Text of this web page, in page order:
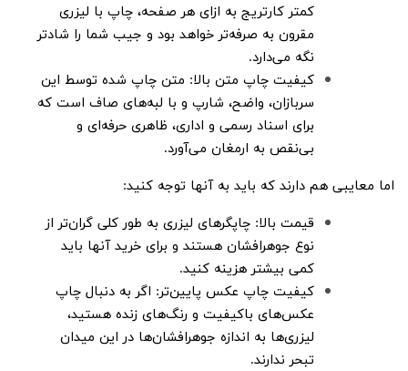
کمتر کارتریج به ازای هر صفحه، چاپ با لیزری
مقرون به صرفه‌تر خواهد بود و جیب شما را شادتر
نگه می‌دارد.
کیفیت چاپ متن بالا: متن چاپ شده توسط این
سربازان، واضح، شارپ و با لبه‌های صاف است که
برای اسناد رسمی و اداری، ظاهری حرفه‌ای و
بی‌نقص به ارمغان می‌آورد.
اما معایبی هم دارند که باید به آنها توجه کنید:
قیمت بالا: چاپگرهای لیزری به طور کلی گران‌تر از
نوع جوهرافشان هستند و برای خرید آنها باید
کمی بیشتر هزینه کنید.
کیفیت چاپ عکس پایین‌تر: اگر به دنبال چاپ
عکس‌های باکیفیت و رنگ‌های زنده هستید،
لیزری‌ها به اندازه جوهرافشان‌ها در این میدان
تبحر ندارند.